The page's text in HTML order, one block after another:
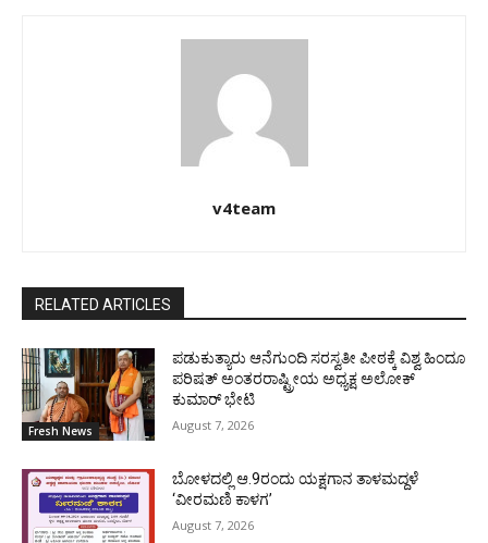
v4team
RELATED ARTICLES
Fresh News
ಪಡುಕುತ್ಯಾರು ಆನೆಗುಂದಿ ಸರಸ್ವತೀ ಪೀಠಕ್ಕೆ ವಿಶ್ವ ಹಿಂದೂ
ಪರಿಷತ್ ಅಂತರರಾಷ್ಟ್ರೀಯ ಅಧ್ಯಕ್ಷ ಅಲೋಕ್
ಕುಮಾರ್ ಭೇಟಿ
August 7, 2026
ಬೋಳದಲ್ಲಿ ಆ.9ರಂದು ಯಕ್ಷಗಾನ ತಾಳಮದ್ದಳೆ
‘ವೀರಮಣಿ ಕಾಳಗ’
August 7, 2026